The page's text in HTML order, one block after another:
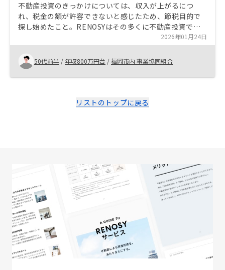
不動産投資のきっかけについては、収入が上がるにつ
れ、税金の額が許容できないと感じたため、節税目的で
探し始めたこと。RENOSYはその多くに不動産投資で非
常に信頼度が高い会社であるとの評価がされていたこと
が一番の理由である。商談に入っても物件のセレクト方
法が信用できると感じた。契約スキーム、管理手法もサ
ラリーマンにとっては、合理的で最小限の手間で済んだ
のはありがたかった 先着申込順で致し方ないとほ思う
2026年01月24日
50代前半 / 年収800万円台 /福岡市内 事業協同組合
リストのトップに戻る